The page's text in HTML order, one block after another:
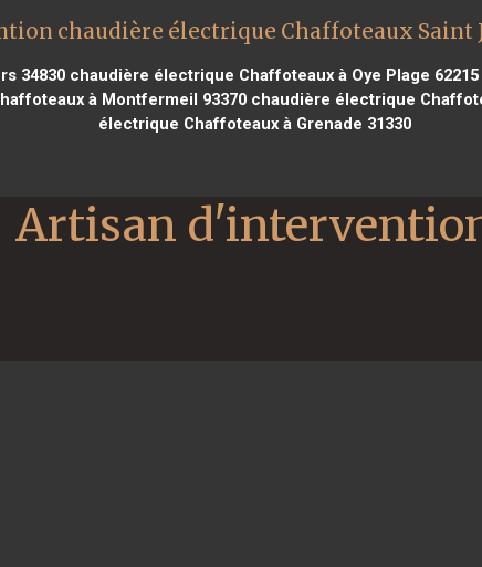
chaudière électrique Chaffoteaux Saint
34830 chaudière électrique Chaffoteaux à Oye Plage 62215
à Montfermeil 93370 chaudière électrique
électrique Chaffoteaux à Grenade 31330
Artisan